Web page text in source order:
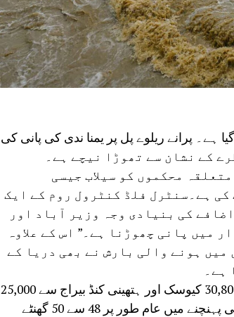
پرانے ریلوے پل پر یمنا ندی کی پانی کی
گئی، جو 204.50 میٹر کے خطرے کے نشان سے تھوڑا نیچے ہے۔
محکموں کو سیلاب جیسی
ہے۔سنٹرل فلڈ کنٹرول روم کے ایک
کی بنیادی وجہ وزیر آباد اور
میں پانی چھوڑنا ہے۔” اس کے علاوہ
میں ہونے والی بارش نے بھی دریا کے
ہے۔
محکمہ فلڈ کنٹرول کے مطابق وزیر آباد بیراج سے تقریباً 30,800 کیوسک اور ہتھینی کنڈ بیراج سے 25,000
کیوسک پانی ہر گھنٹے چھوڑا جا رہا ہے۔ اس پانی کو دہلی پہنچنے میں عام طور پر 48 سے 50 گھنٹے